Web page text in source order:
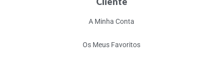
A Minha Conta
Os Meus Favoritos